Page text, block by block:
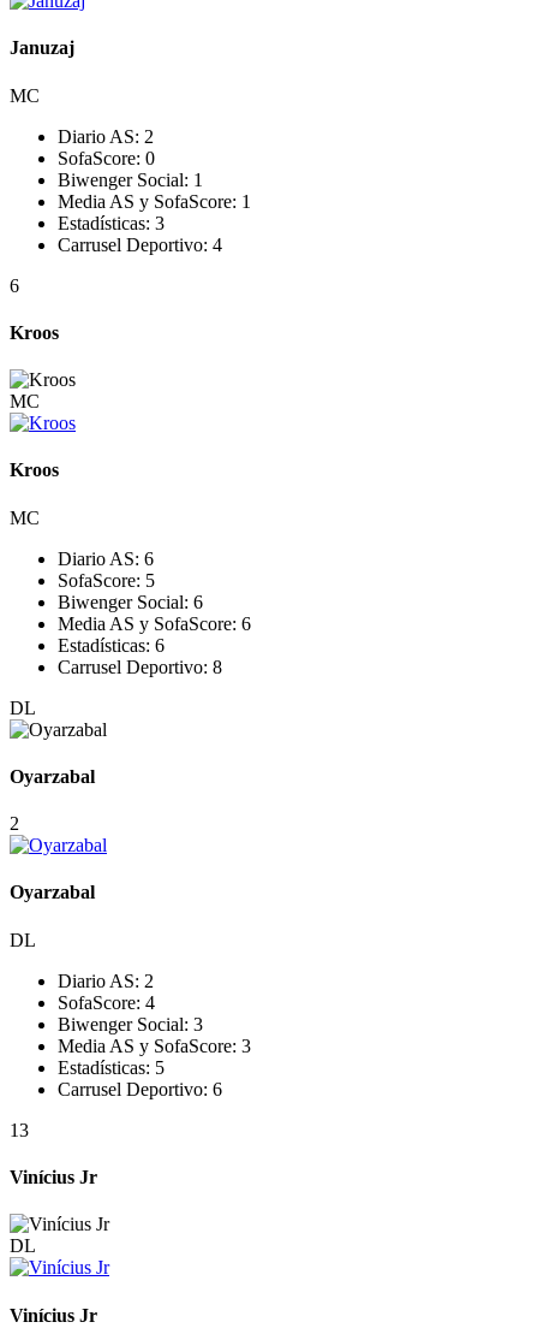
Januzaj
MC
Diario AS: 2
SofaScore: 0
Biwenger Social: 1
Media AS y SofaScore: 1
Estadísticas: 3
Carrusel Deportivo: 4
6
Kroos
MC
Kroos
MC
Diario AS: 6
SofaScore: 5
Biwenger Social: 6
Media AS y SofaScore: 6
Estadísticas: 6
Carrusel Deportivo: 8
DL
Oyarzabal
2
Oyarzabal
DL
Diario AS: 2
SofaScore: 4
Biwenger Social: 3
Media AS y SofaScore: 3
Estadísticas: 5
Carrusel Deportivo: 6
13
Vinícius Jr
DL
Vinícius Jr